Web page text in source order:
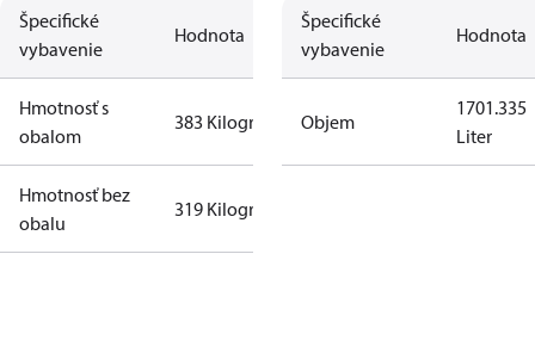
Špecifické
vybavenie
Hodnota
Hmotnosť s
obalom
383 Kilogram
Hmotnosť bez
obalu
319 Kilogram
Špecifické
vybavenie
Hodnota
Objem
1701.335
Liter